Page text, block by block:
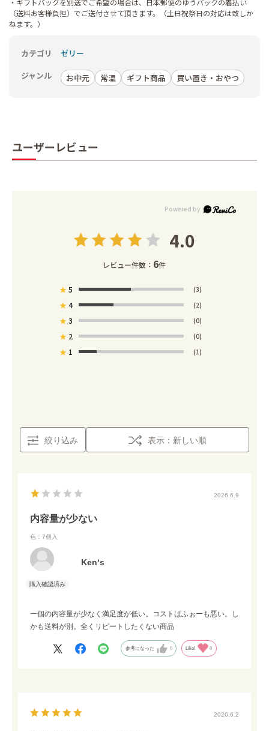
・ギフトバッグを別送でご希望の場合は、日本郵便のゆうパックの着払い
（送料お客様負担）でご送付させて頂きます。（土日祝祭日の対応は致しか
ねます。）
カテゴリ
ゼリー
ジャンル
お中元 常温 ギフト商品 買い置き・おやつ
ユーザーレビュー
4.0
レビュー件数： 6件
★5 (3)
★4 (2)
★3 (0)
★ 2 (0)
★ 1 (1)
絞り込み 表示：新しい順
2026.6.9
内容量が少ない
色：7個入
Ken‘s
一個の内容量が少なく満足度が低い。コストぱふぉーも悪い。し
かも送料が別。全くリピートしたくない商品
参考になった 0 Like! 0
2026.6.2